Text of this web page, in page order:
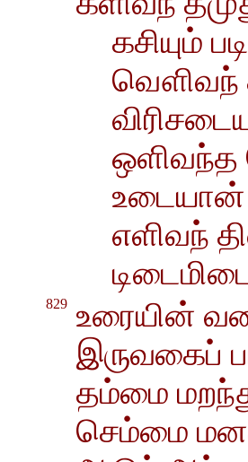
கசியும்
வௌிவந்
ஒளிவந்த
எளிவந்
829 உரையின்
இருவகைப்
தம்மை
செம்மை